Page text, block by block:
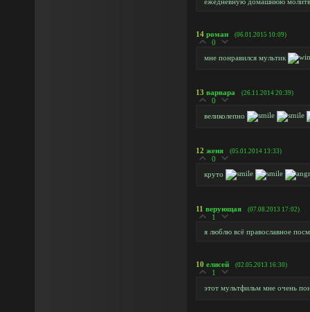
14 роман (06.01.2015 10:09)
0
мне понравился мультик
13 варвара (26.11.2014 20:39)
0
великолепно
12 женя (05.01.2014 13:33)
0
круто
11 верующая (07.08.2013 17:02)
1
я люблю всё православное
10 елисей (02.05.2013 16:30)
1
этот мультфильм мне очень